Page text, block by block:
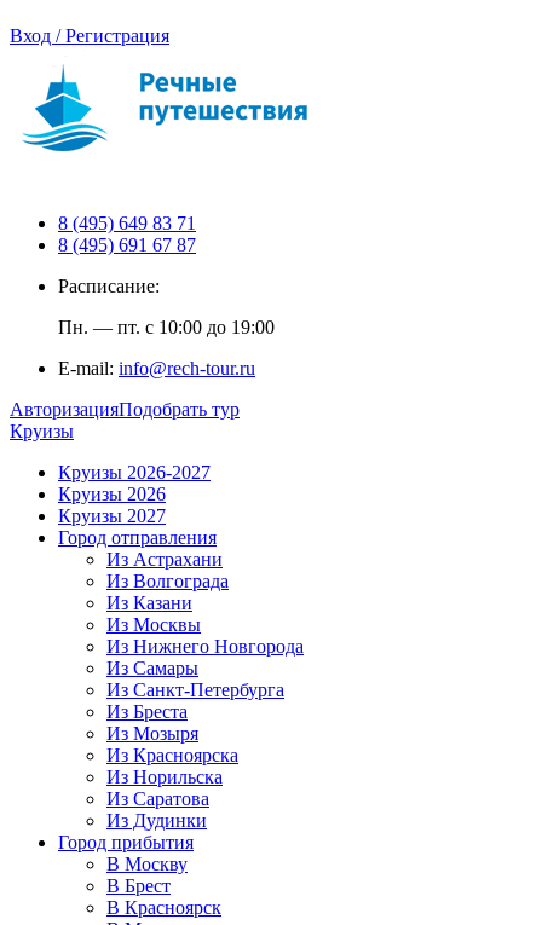
Вход / Регистрация
8 (495) 649 83 71
8 (495) 691 67 87
Расписание:
Пн. — пт. с 10:00 до 19:00
E-mail: info@rech-tour.ru
АвторизацияПодобрать тур
Круизы
Круизы 2026-2027
Круизы 2026
Круизы 2027
Город отправления
Из Астрахани
Из Волгограда
Из Казани
Из Москвы
Из Нижнего Новгорода
Из Самары
Из Санкт-Петербурга
Из Бреста
Из Мозыря
Из Красноярска
Из Норильска
Из Саратова
Из Дудинки
Город прибытия
В Москву
В Брест
В Красноярск